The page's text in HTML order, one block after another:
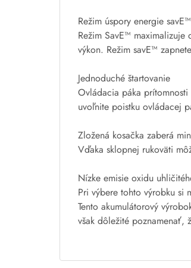
Režim úspory energie savE™
Režim SavE™
výkon. Režim savE™
Jednoduché štartovanie
Ovládacia páka
uvoľnite poistku ovládacej
Zložená kosačka zaberá
Vďaka sklopnej rukoväti
Nízke emisie oxidu
Pri výbere tohto výrobku si
Tento akumulátorový
však dôležité poznamenať,